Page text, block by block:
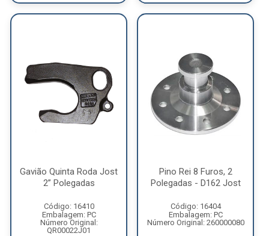
Gavião Quinta Roda Jost
2” Polegadas
Código: 16410
Embalagem: PC
Número Original:
QR00022J01
Pino Rei 8 Furos, 2
Polegadas - D162 Jost
Código: 16404
Embalagem: PC
Número Original: 260000080